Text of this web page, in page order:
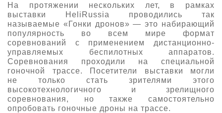
На протяжении нескольких лет, в рамках
выставки
HeliRussia
проводились так
называемые « Гонки дронов»— это набирающий
популярность во всем мире формат
соревнований с применением дистанционно-
управляемых беспилотных аппаратов.
Соревнования проходили на специальной
гоночной трассе. Посетители выставки могли
не только стать зрителями этого
высокотехнологичного и зрелищного
соревнования, но также самостоятельно
опробовать гоночные дроны на трассе.